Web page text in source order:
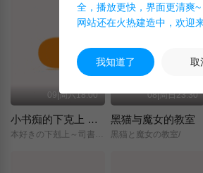
09|周六18:00
小书痴的下克上 〜为了成为图书管理员而不择手段〜 领主的养女
本好きの下剋上～司書になるためには手段を選んでいられません～/領主の養女/
08|周日23:30
黑猫与魔女的教室
黒猫と魔女の教室/
全，播放更快，界面更清爽~
网站还在火热建造中，欢迎
我知道了 取